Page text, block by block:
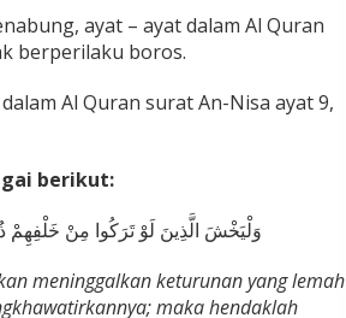
ayat – ayat dalam Al Quran
berperilaku boros.
Al Quran surat An-Nisa ayat 9,
berikut:
وَلْيَخْشَ الَّذِينَ لَوْ تَرَكُوا مِنْ خَلْفِهِمْ
meninggalkan keturunan yang lemah
maka hendaklah